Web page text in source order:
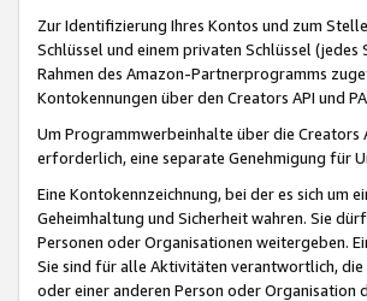
Zur Identifizierung Ihres Kontos und zum
Schlüssel und einem privaten Schlüssel
Rahmen des Amazon-Partnerprogramms
Kontokennungen über den Creators API und
Um Programmwerbeinhalte über die Creators
erforderlich, eine separate Genehmigung für
Eine Kontokennzeichnung, bei der es sich um
Geheimhaltung und Sicherheit wahren. Sie
Personen oder Organisationen weitergeben.
Sie sind für alle Aktivitäten verantwortlich,
oder einer anderen Person oder Organisation